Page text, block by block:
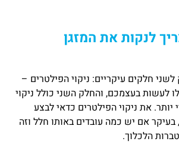
לנקות את המזגן
לשני חלקים עיקריים: ניקוי הפילטרים –
לעשות בעצמכם, והחלק השני כולל ניקוי
יותר. את ניקוי הפילטרים כדאי לבצע
אם יש כמה עובדים באותו חלל וזה
הלכלוך.